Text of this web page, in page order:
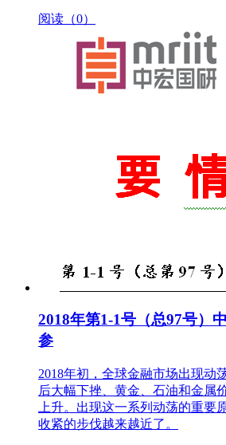
阅读（0）
2018年第1-1号（总97号）
参
2018年初，全球金融市场出现动
后大幅下挫、黄金、石油和金属
上升。出现这一系列动荡的重要
收紧的步伐越来越近了。